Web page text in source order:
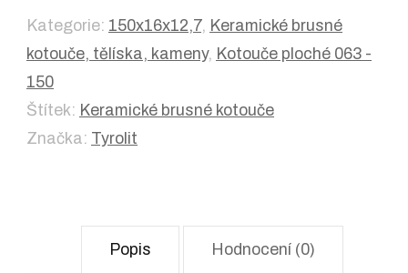
Kategorie: 150x16x12,7, Keramické brusné
kotouče, tělíska, kameny, Kotouče ploché 063 -
150
Štítek: Keramické brusné kotouče
Značka: Tyrolit
Popis Hodnocení (0)